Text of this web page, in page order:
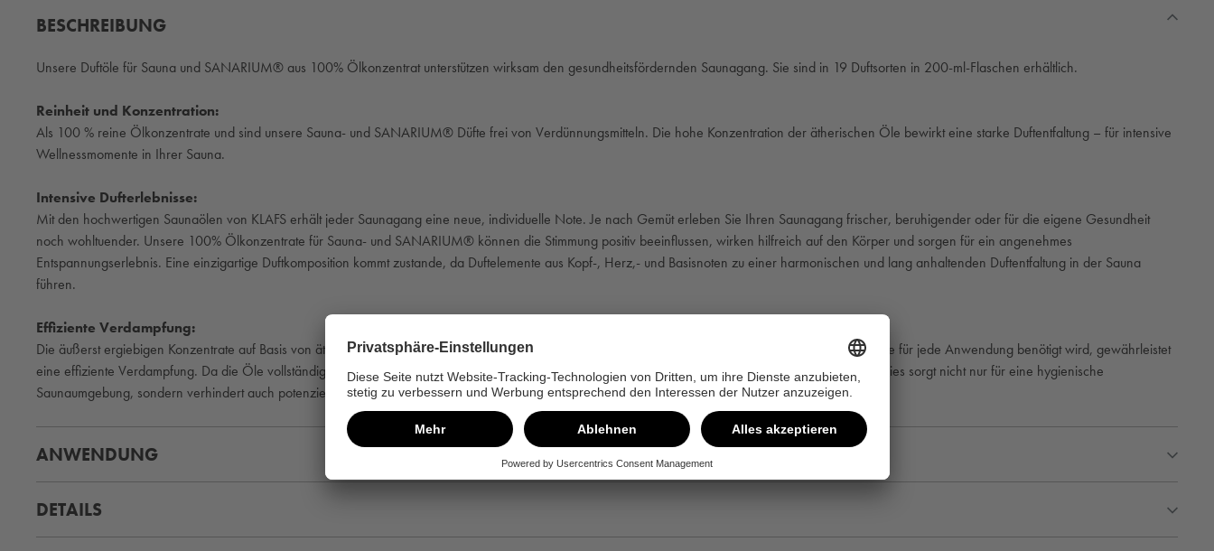
BESCHREIBUNG
Unsere Duftöle für Sauna und SANARIUM® aus 100% Ölkonzentrat unterstützen wirksam den gesundheitsfördernden Saunagang. Sie sind in 19 Duftsorten in 200-ml-Flaschen erhältlich.
Reinheit und Konzentration:
Als 100 % reine Ölkonzentrate und sind unsere Sauna- und SANARIUM® Düfte frei von Verdünnungsmitteln. Die hohe Konzentration der ätherischen Öle bewirkt eine starke Duftentfaltung – für intensive
Wellnessmomente in Ihrer Sauna.
Intensive Dufterlebnisse:
Mit den hochwertigen Saunaölen von KLAFS erhält jeder Saunagang eine neue, individuelle Note. Je nach Gemüt erleben Sie Ihren Saunagang frischer, beruhigender oder für die eigene Gesundheit
noch wohltuender. Unsere 100% Ölkonzentrate für Sauna- und SANARIUM® können die Stimmung positiv beeinflussen, wirken hilfreich auf den Körper und sorgen für ein angenehmes
Entspannungserlebnis. Eine einzigartige Duftkomposition kommt zustande, da Duftelemente aus Kopf-, Herz,- und Basisnoten zu einer harmonischen und lang anhaltenden Duftentfaltung in der Sauna
führen.
Effiziente Verdampfung:
Die äußerst ergiebigen Konzentrate auf Basis von ätherischen Ölen sind nur tropfenweise zu verwenden. Die geringe Menge an 100% Ölkonzentrat, die für jede Anwendung benötigt wird, gewährleistet
eine effiziente Verdampfung. Da die Öle vollständig verdampfen, hinterlassen sie keine Rückstände auf den Saunasteinen oder anderen Oberflächen. Dies sorgt nicht nur für eine hygienische
Saunaumgebung, sondern verhindert auch potenzielle Reizungen der Haut durch Rückstände.
ANWENDUNG
DETAILS